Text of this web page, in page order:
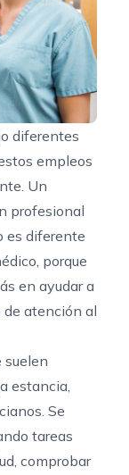
diferentes
empleos
Un
profesional
es diferente
porque
en ayudar a
de atención al
suelen
estancia,
Se
tareas
comprobar